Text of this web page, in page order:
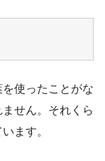
使ったことがな
せん。それくら
ます。